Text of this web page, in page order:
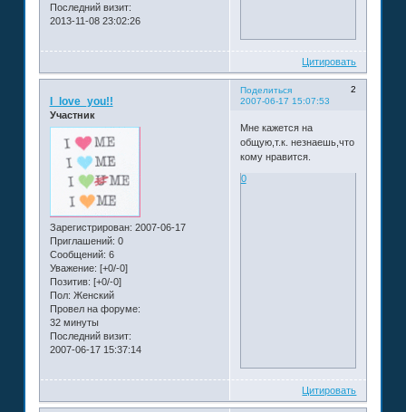
Последний визит:
2013-11-08 23:02:26
Цитировать
Поделиться
2
2007-06-17 15:07:53
I_love_you!!
Участник
Зарегистрирован: 2007-06-17
Приглашений: 0
Сообщений: 6
Уважение: [+0/-0]
Позитив: [+0/-0]
Пол: Женский
Провел на форуме:
32 минуты
Последний визит:
2007-06-17 15:37:14
Мне кажется на
общую,т.к. незнаешь,что
кому нравится.
0
Цитировать